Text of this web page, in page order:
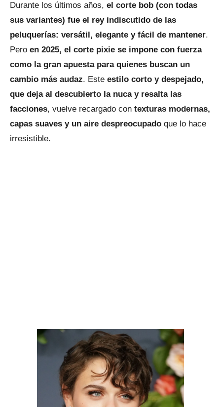
Durante los últimos años, el corte bob (con todas
sus variantes) fue el rey indiscutido de las
peluquerías: versátil, elegante y fácil de mantener.
Pero en 2025, el corte pixie se impone con fuerza
como la gran apuesta para quienes buscan un
cambio más audaz. Este estilo corto y despejado,
que deja al descubierto la nuca y resalta las
facciones, vuelve recargado con texturas modernas,
capas suaves y un aire despreocupado que lo hace
irresistible.